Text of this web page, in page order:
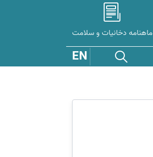
ماهنامه دخانیات و سلامت
EN